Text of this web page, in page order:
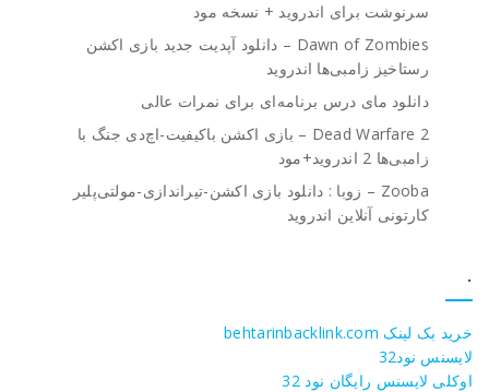
سرنوشت برای اندروید + نسخه مود
Dawn of Zombies – دانلود آپدیت جدید بازی اکشن
رستاخیز زامبی‌ها اندروید
دانلود مای درس برنامه‌ای برای نمرات عالی
Dead Warfare 2 – بازی اکشن باکیفیت-اچ‌دی جنگ با
زامبی‌ها 2 اندروید+مود
Zooba – زوبا : دانلود بازی اکشن-تیراندازی-مولتی‌پلیر
کارتونی آنلاین اندروید
.
خرید بک لینک behtarinbacklink.com
لایسنس نود32
اوکلی لایسنس رایگان نود 32